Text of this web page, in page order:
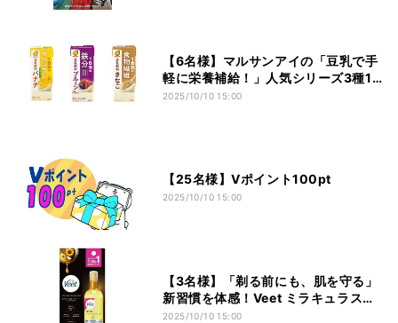
【6名様】マルサンアイの「豆乳で手
軽に栄養補給！」人気シリーズ3種12
本をセットにしてを6名様にプレゼン
2025/10/10 15:00
【25名様】Vポイント100pt
2025/10/10 15:00
【3名様】「剃る前にも、肌を守る」
新習慣を体感！Veet ミラキュラスオ
イルを3名様にプレゼント
2025/10/10 15:00